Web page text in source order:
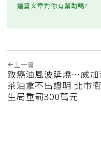
這篇文章對你有幫助嗎?
上一篇
致癌油風波延燒…威加
茶油拿不出證明 北市衛
生局重罰300萬元